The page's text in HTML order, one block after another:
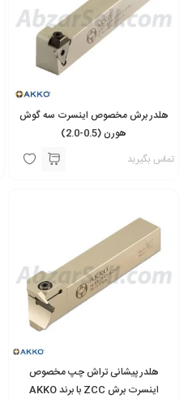
هلدر برش مخصوص اینسرت سه گوش
هورن (0.5-2.0)
تماس بگیرید
هلدر پیشانی تراش چپ مخصوص
اینسرت برش ZCC با برند AKKO